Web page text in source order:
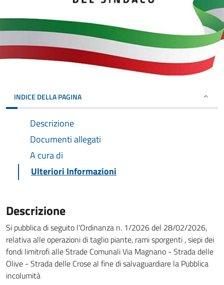
INDICE DELLA PAGINA
Descrizione
Documenti allegati
A cura di
Ulteriori Informazioni
Descrizione
Si pubblica di seguito l'Ordinanza n. 1/2026 del 28/02/2026,
relativa alle operazioni di taglio piante, rami sporgenti , siepi dei
fondi limitrofi alle Strade Comunali Via Magnano - Strada delle
Olive - Strada delle Crose al fine di salvaguardiare la Pubblica
incolumità